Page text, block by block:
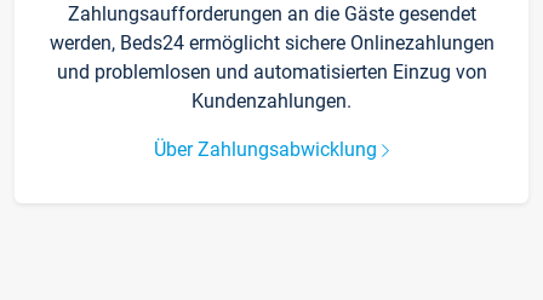
Zahlungsaufforderungen an die Gäste gesendet
werden, Beds24 ermöglicht sichere Onlinezahlungen
und problemlosen und automatisierten Einzug von
Kundenzahlungen.
Über Zahlungsabwicklung